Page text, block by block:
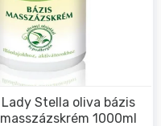
Lady Stella oliva bázis
masszázskrém 1000ml